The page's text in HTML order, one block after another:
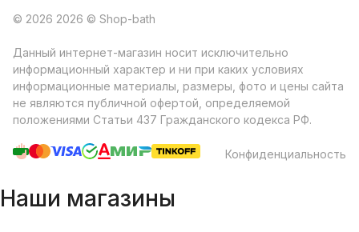
© 2026 2026 © Shop-bath
Данный интернет-магазин носит исключительно
информационный характер и ни при каких условиях
информационные материалы, размеры, фото и цены сайта
не являются публичной офертой, определяемой
положениями Статьи 437 Гражданского кодекса РФ.
Конфиденциальность
Наши магазины